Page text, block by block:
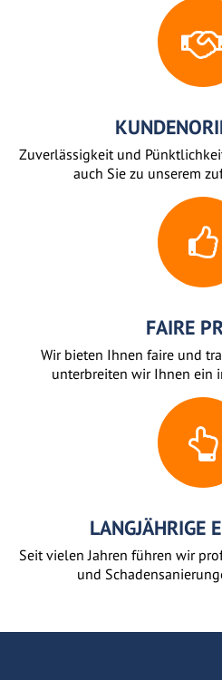
Zuverlässigkeit und
auch Sie zu unserem
FAIRE
Wir bieten Ihnen faire und
unterbreiten wir Ihnen ein
LANGJÄHRIGE
Seit vielen Jahren führen wir
und